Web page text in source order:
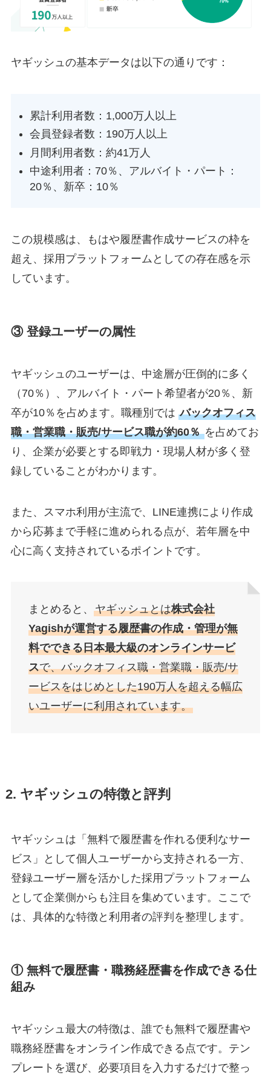
ヤギッシュの基本データは以下の通りです：
累計利用者数：1,000万人以上
会員登録者数：190万人以上
月間利用者数：約41万人
中途利用者：70％、アルバイト・パート：
20％、新卒：10％
この規模感は、もはや履歴書作成サービスの枠を
超え、採用プラットフォームとしての存在感を示
しています。
③ 登録ユーザーの属性
ヤギッシュのユーザーは、中途層が圧倒的に多く
（70％）、アルバイト・パート希望者が20％、新
卒が10％を占めます。職種別では バックオフィス
職・営業職・販売/サービス職が約60％ を占めてお
り、企業が必要とする即戦力・現場人材が多く登
録していることがわかります。
また、スマホ利用が主流で、LINE連携により作成
から応募まで手軽に進められる点が、若年層を中
心に高く支持されているポイントです。
まとめると、 ヤギッシュとは株式会社
Yagishが運営する履歴書の作成・管理が無
料でできる日本最大級のオンラインサービ
スで、バックオフィス職・営業職・販売/サ
ービスをはじめとした190万人を超える幅広
いユーザーに利用されています。
2. ヤギッシュの特徴と評判
ヤギッシュは「無料で履歴書を作れる便利なサー
ビス」として個人ユーザーから支持される一方、
登録ユーザー層を活かした採用プラットフォーム
として企業側からも注目を集めています。ここで
は、具体的な特徴と利用者の評判を整理します。
① 無料で履歴書・職務経歴書を作成できる仕
組み
ヤギッシュ最大の特徴は、誰でも無料で履歴書や
職務経歴書をオンライン作成できる点です。テン
プレートを選び、必要項目を入力するだけで整っ